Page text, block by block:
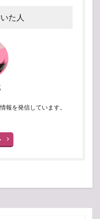
た人
報を発信しています。